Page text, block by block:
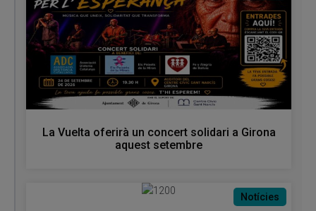
La Vuelta oferirà un concert solidari a Girona
aquest setembre
Notícies